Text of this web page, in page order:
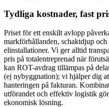
Tydliga kostnader, fast
Priset för ett enskilt avlopp
markförhållanden, schaktdjup
elinstallationer. Vi ger alltid
pris på totalentreprenad när
kan ROT-avdrag tillämpas på
(ej nybyggnation); vi hjälper dig
hanteringen på fakturan.
utförandet och effektiv logistik
ekonomisk lösning.